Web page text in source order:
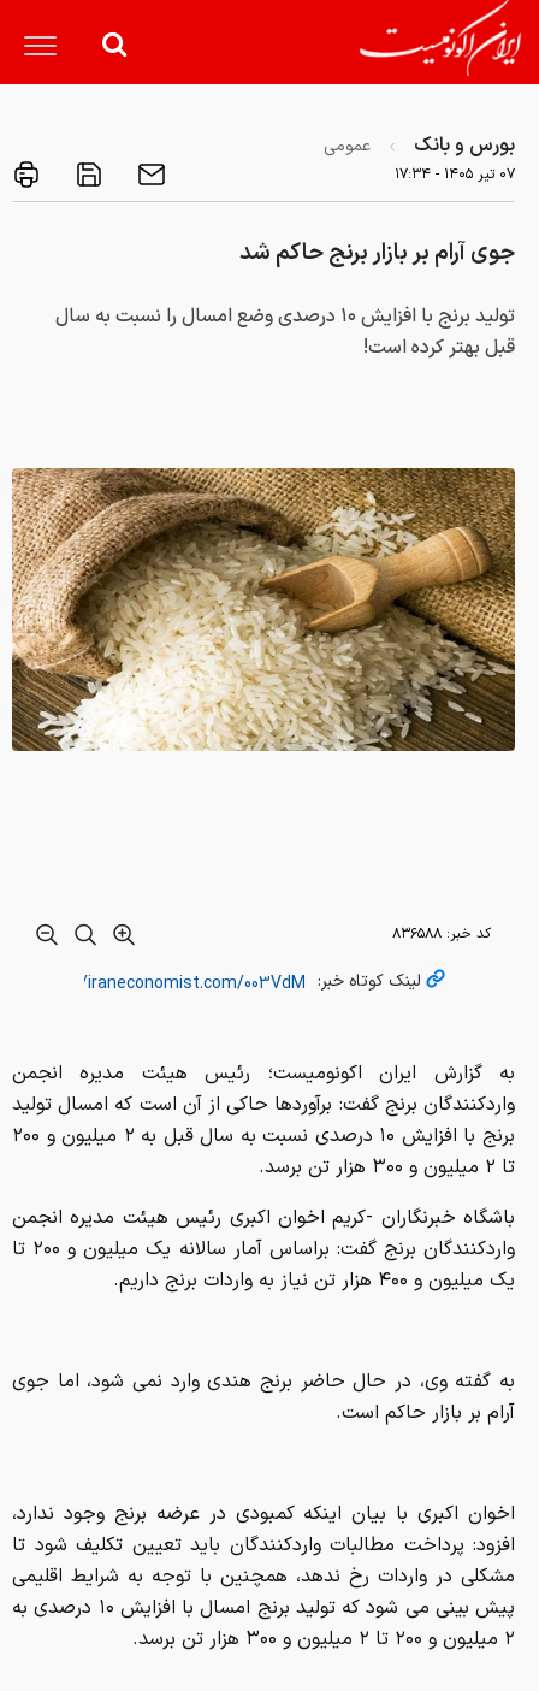
بورس و بانک عمومی
۰۷ تير ۱۴۰۵ - ۱۷:۳۴
جوی آرام بر بازار برنج حاکم شد
تولید برنج با افزایش ۱۰ درصدی وضع امسال را نسبت به سال
قبل بهتر کرده است!
کد خبر: ۸۳۶۵۸۸
لینک کوتاه خبر:
به گزارش ایران اکونومیست؛ رئیس هیئت مدیره انجمن
واردکنندگان برنج گفت: برآورد‌ها حاکی از آن است که امسال تولید
برنج با افزایش ۱۰ درصدی نسبت به سال قبل به ۲ میلیون و ۲۰۰
تا ۲ میلیون و ۳۰۰ هزار تن برسد.
باشگاه خبرنگاران -کریم اخوان اکبری رئیس هیئت مدیره انجمن
واردکنندگان برنج گفت: براساس آمار سالانه یک میلیون و ۲۰۰ تا
یک میلیون و ۴۰۰ هزار تن نیاز به واردات برنج داریم.
به گفته وی، در حال حاضر برنج هندی وارد نمی شود، اما جوی
آرام بر بازار حاکم است.
اخوان اکبری با بیان اینکه کمبودی در عرضه برنج وجود ندارد،
افزود: پرداخت مطالبات واردکنندگان باید تعیین تکلیف شود تا
مشکلی در واردات رخ ندهد، همچنین با توجه به شرایط اقلیمی
پیش بینی می شود که تولید برنج امسال با افزایش ۱۰ درصدی به
۲ میلیون و ۲۰۰ تا ۲ میلیون و ۳۰۰ هزار تن برسد.